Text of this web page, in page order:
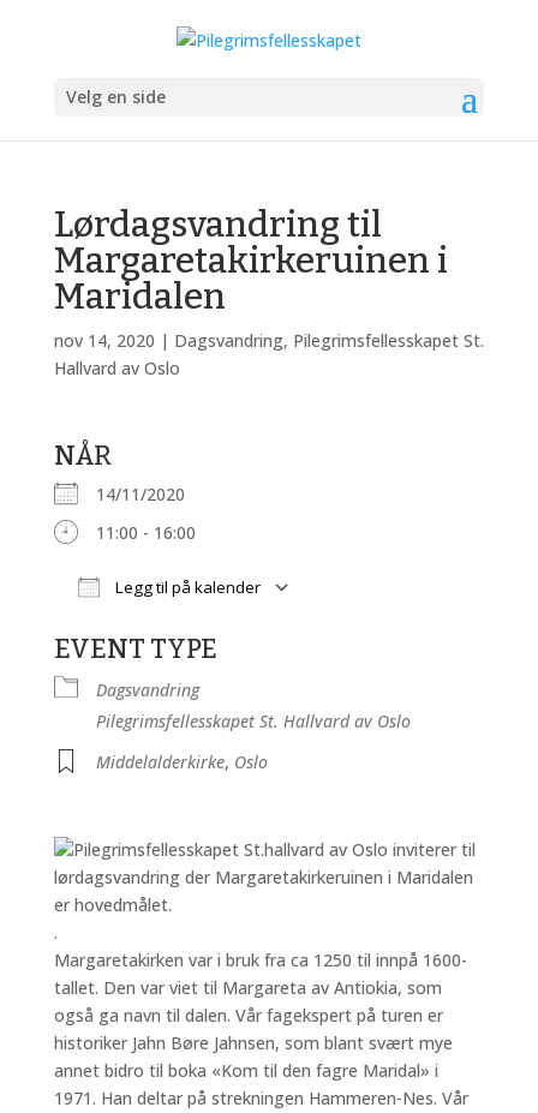
Velg en side
Lørdagsvandring til
Margaretakirkeruinen i
Maridalen
nov 14, 2020 | Dagsvandring, Pilegrimsfellesskapet St.
Hallvard av Oslo
NÅR
14/11/2020
11:00 - 16:00
Legg til på kalender
EVENT TYPE
Dagsvandring
Pilegrimsfellesskapet St. Hallvard av Oslo
Middelalderkirke, Oslo
Pilegrimsfellesskapet St.hallvard av Oslo inviterer til
lørdagsvandring der Margaretakirkeruinen i Maridalen
er hovedmålet.
.
Margaretakirken var i bruk fra ca 1250 til innpå 1600-
tallet. Den var viet til Margareta av Antiokia, som
også ga navn til dalen. Vår fagekspert på turen er
historiker Jahn Børe Jahnsen, som blant svært mye
annet bidro til boka «Kom til den fagre Maridal» i
1971. Han deltar på strekningen Hammeren-Nes. Vår